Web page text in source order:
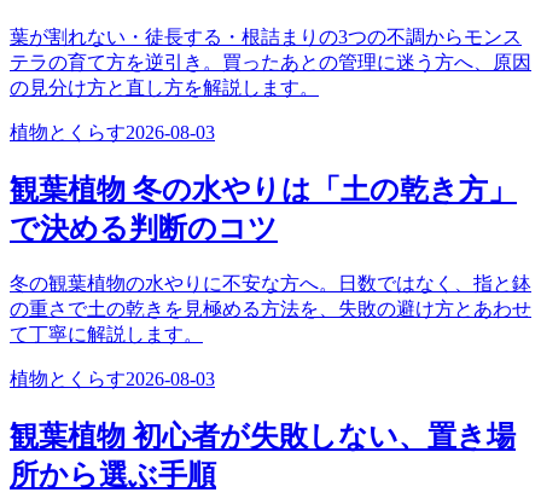
葉が割れない・徒長する・根詰まりの3つの不調からモンス
テラの育て方を逆引き。買ったあとの管理に迷う方へ、原因
の見分け方と直し方を解説します。
植物とくらす2026-08-03
観葉植物 冬の水やりは「土の乾き方」
で決める判断のコツ
冬の観葉植物の水やりに不安な方へ。日数ではなく、指と鉢
の重さで土の乾きを見極める方法を、失敗の避け方とあわせ
て丁寧に解説します。
植物とくらす2026-08-03
観葉植物 初心者が失敗しない、置き場
所から選ぶ手順